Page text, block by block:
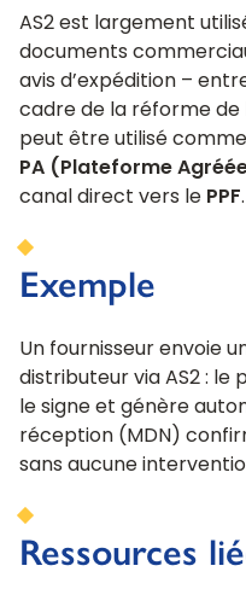
AS2 est largement
documents
avis d’expédition –
cadre de la réforme de
peut être utilisé
PA (Plateforme
canal direct vers le PPF.
Exemple
Un fournisseur envoie
distributeur via AS2 : le
le signe et génère
réception (MDN)
sans aucune
Ressources